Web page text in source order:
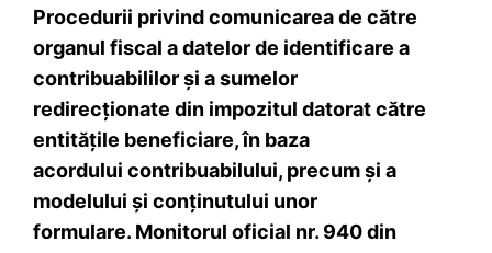
Procedurii privind comunicarea de către
organul fiscal a datelor de identificare a
contribuabililor şi a sumelor
redirecţionate din impozitul datorat către
entităţile beneficiare, în baza
acordului contribuabilului, precum şi a
modelului şi conţinutului unor
formulare. Monitorul oficial nr. 940 din